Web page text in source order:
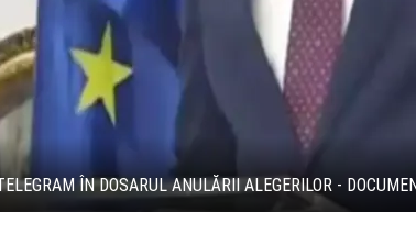
ÎN DOSARUL ANULĂRII ALEGERILOR -